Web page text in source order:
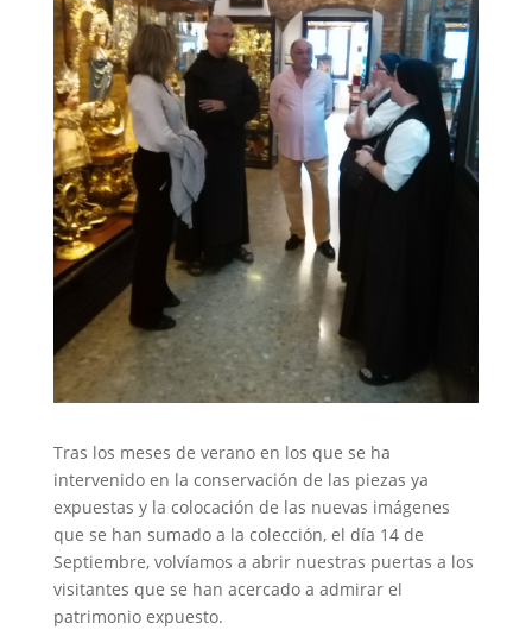
Tras los meses de verano en los que se ha
intervenido en la conservación de las piezas ya
expuestas y la colocación de las nuevas imágenes
que se han sumado a la colección, el día 14 de
Septiembre, volvíamos a abrir nuestras puertas a los
visitantes que se han acercado a admirar el
patrimonio expuesto.